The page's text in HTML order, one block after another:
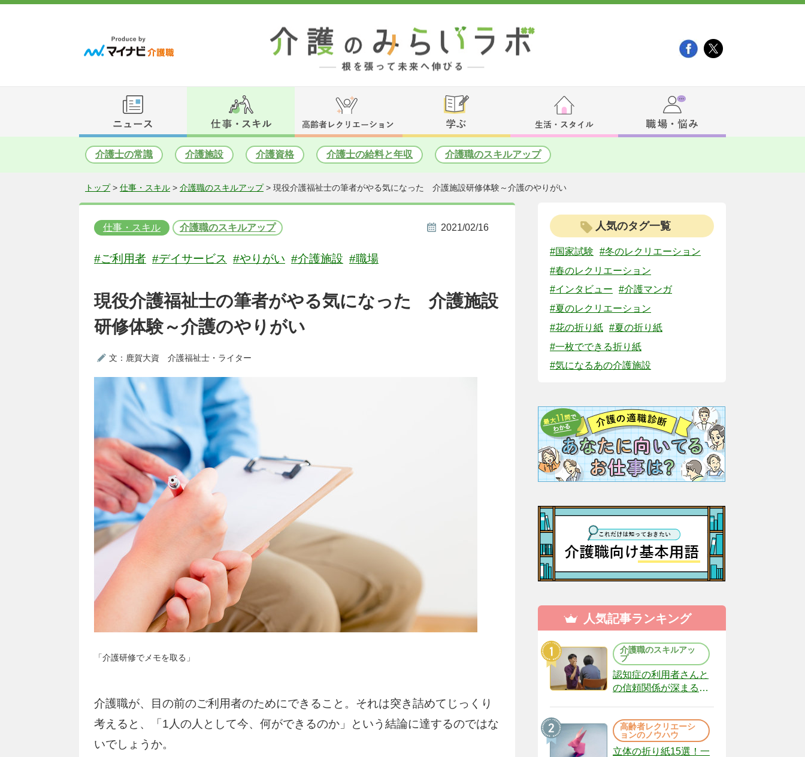
介護士の常識 介護施設 介護資格 介護士の給料と年収 介護職のスキルアップ
トップ> 仕事・スキル > 介護職のスキルアップ> 現役介護福祉士の筆者がやる気になった 介護施設研修体験～介護のやりがい
仕事・スキル 介護職のスキルアップ 2021/02/16
#ご利用者 #デイサービス #やりがい #介護施設 #職場
現役介護福祉士の筆者がやる気になった 介護施設
研修体験～介護のやりがい
文：鹿賀大資 介護福祉士・ライター
「介護研修でメモを取る」
介護職が、目の前のご利用者のためにできること。それは突き詰めてじっくり
考えると、「1人の人として今、何ができるのか」という結論に達するのではな
いでしょうか。
人気のタグ一覧
#国家試験
#冬のレクリエーション
#春のレクリエーション
#インタビュー
#介護マンガ
#夏のレクリエーション
#花の折り紙 #夏の折り紙
#一枚でできる折り紙
#気になるあの介護施設
人気記事ランキング
介護職のスキルアッ
プ
認知症の利用者さんと
の信頼関係が深まる声
（22）
高齢者レクリエーシ
ョンのノウハウ
立体の折り紙15選！一